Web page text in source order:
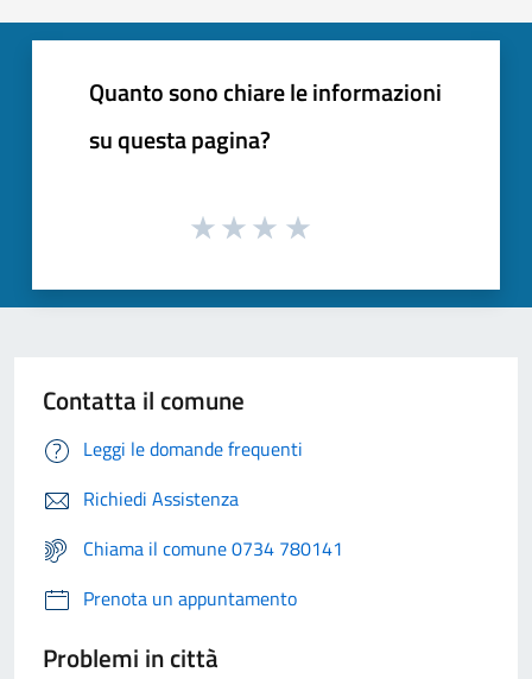
Quanto sono chiare le informazioni
su questa pagina?
Contatta il comune
Leggi le domande frequenti
Richiedi Assistenza
Chiama il comune 0734 780141
Prenota un appuntamento
Problemi in città